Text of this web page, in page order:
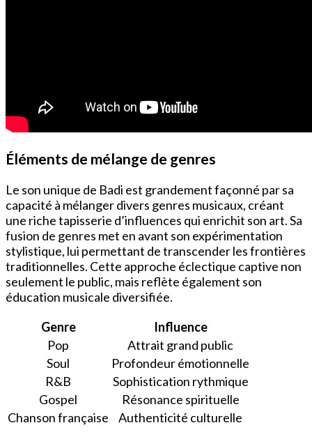
Éléments de mélange de genres
Le son unique de Badi est grandement façonné par sa
capacité à mélanger divers genres musicaux, créant
une riche tapisserie d’influences qui enrichit son art. Sa
fusion de genres met en avant son expérimentation
stylistique, lui permettant de transcender les frontières
traditionnelles. Cette approche éclectique captive non
seulement le public, mais reflète également son
éducation musicale diversifiée.
Genre
Influence
Pop
Attrait grand public
Soul
Profondeur émotionnelle
R&B
Sophistication rythmique
Gospel
Résonance spirituelle
Chanson française
Authenticité culturelle